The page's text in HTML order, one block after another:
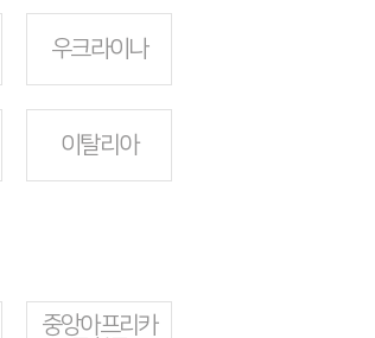
우크라이나
이탈리아
중앙아프리카